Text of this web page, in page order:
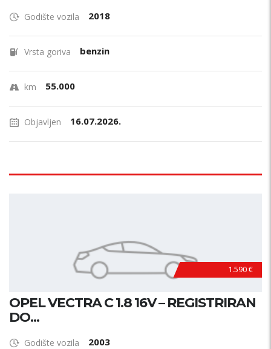
Godište vozila 2018
Vrsta goriva benzin
km 55.000
Objavljen 16.07.2026.
1.590 €
OPEL VECTRA C 1.8 16V – REGISTRIRAN
DO...
Godište vozila 2003